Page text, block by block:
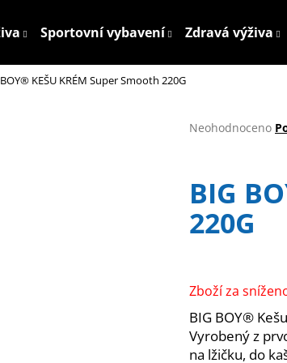
Sportovní vybavení Zdravá výživa
KEŠU KRÉM Super Smooth 220G
Průměrné
0,0
z
5
hvězdiček.
Neohodnoceno
BIG
220G
Zboží za
BIG BOY®
Vyrobený z
na lžičku, do
Co potřebujete najít?